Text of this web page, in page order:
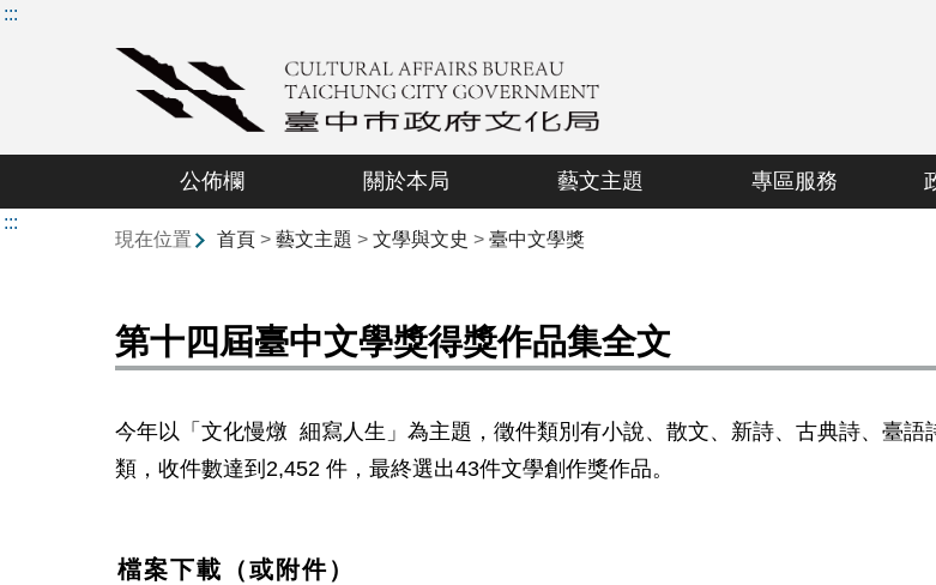
:::
公佈欄 關於本局 藝文主題 專區服務
:::
現在位置
首頁> 藝文主題 > 文學與文史 > 臺中文學獎
第十四屆臺中文學獎得獎作品集全文
今年以「文化慢燉 細寫人生」為主題，徵件類別有小說、散文、新詩、古典詩、臺
類，收件數達到2,452 件，最終選出43件文學創作獎作品。
檔案下載（或附件）